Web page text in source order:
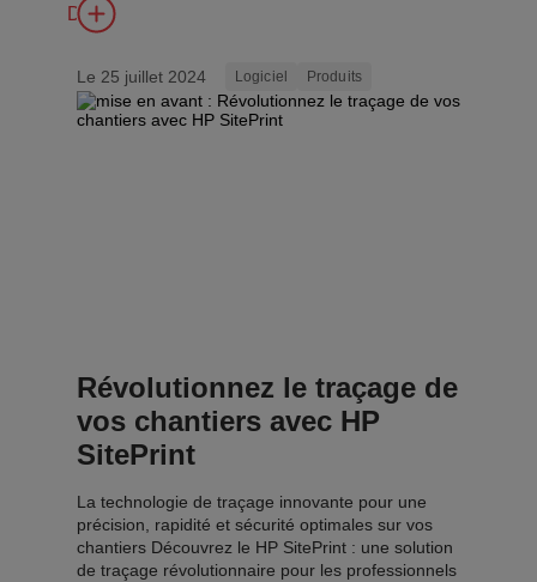
Découvrir
Le 25 juillet 2024 Logiciel Produits
Révolutionnez le traçage de
vos chantiers avec HP
SitePrint
La technologie de traçage innovante pour une
précision, rapidité et sécurité optimales sur vos
chantiers Découvrez le HP SitePrint : une solution
de traçage révolutionnaire pour les professionnels